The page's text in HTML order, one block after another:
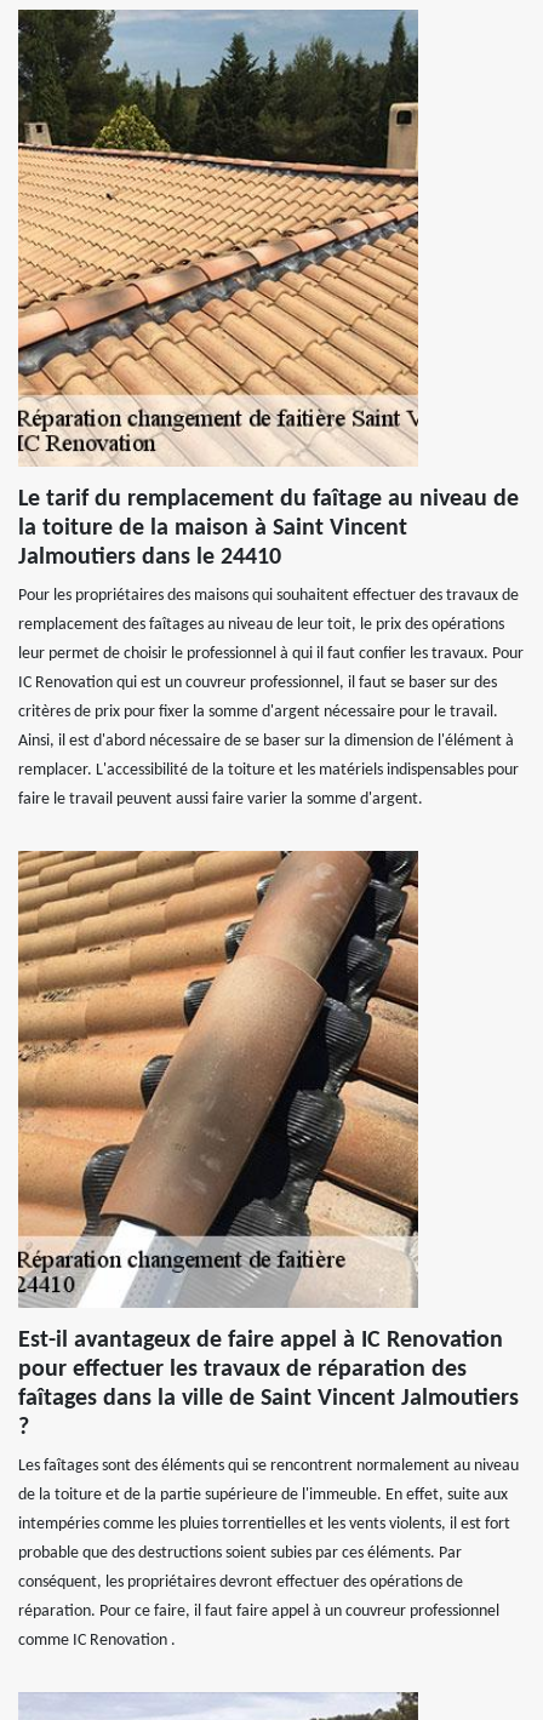
Le tarif du remplacement du faîtage au niveau de
la toiture de la maison à Saint Vincent
Jalmoutiers dans le 24410
Pour les propriétaires des maisons qui souhaitent effectuer des travaux de
remplacement des faîtages au niveau de leur toit, le prix des opérations
leur permet de choisir le professionnel à qui il faut confier les travaux. Pour
IC Renovation qui est un couvreur professionnel, il faut se baser sur des
critères de prix pour fixer la somme d'argent nécessaire pour le travail.
Ainsi, il est d'abord nécessaire de se baser sur la dimension de l'élément à
remplacer. L'accessibilité de la toiture et les matériels indispensables pour
faire le travail peuvent aussi faire varier la somme d'argent.
Est-il avantageux de faire appel à IC Renovation
pour effectuer les travaux de réparation des
faîtages dans la ville de Saint Vincent Jalmoutiers
?
Les faîtages sont des éléments qui se rencontrent normalement au niveau
de la toiture et de la partie supérieure de l'immeuble. En effet, suite aux
intempéries comme les pluies torrentielles et les vents violents, il est fort
probable que des destructions soient subies par ces éléments. Par
conséquent, les propriétaires devront effectuer des opérations de
réparation. Pour ce faire, il faut faire appel à un couvreur professionnel
comme IC Renovation .